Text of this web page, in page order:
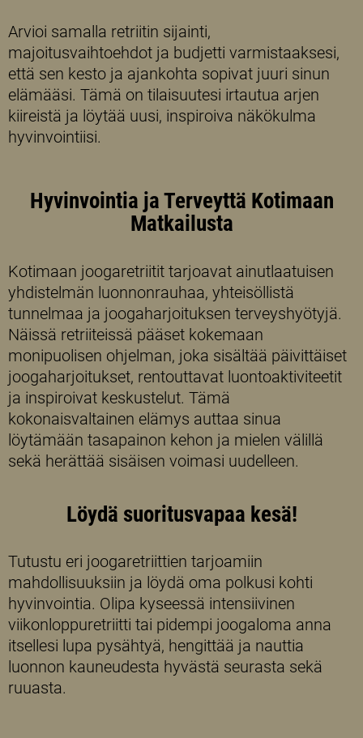
Arvioi samalla retriitin sijainti,
majoitusvaihtoehdot ja budjetti varmistaaksesi,
että sen kesto ja ajankohta sopivat juuri sinun
elämääsi. Tämä on tilaisuutesi irtautua arjen
kiireistä ja löytää uusi, inspiroiva näkökulma
hyvinvointiisi.
Hyvinvointia ja Terveyttä Kotimaan
Matkailusta
Kotimaan joogaretriitit tarjoavat ainutlaatuisen
yhdistelmän luonnonrauhaa, yhteisöllistä
tunnelmaa ja joogaharjoituksen terveyshyötyjä.
Näissä retriiteissä pääset kokemaan
monipuolisen ohjelman, joka sisältää päivittäiset
joogaharjoitukset, rentouttavat luontoaktiviteetit
ja inspiroivat keskustelut. Tämä
kokonaisvaltainen elämys auttaa sinua
löytämään tasapainon kehon ja mielen välillä
sekä herättää sisäisen voimasi uudelleen.
Löydä suoritusvapaa kesä!
Tutustu eri joogaretriittien tarjoamiin
mahdollisuuksiin ja löydä oma polkusi kohti
hyvinvointia. Olipa kyseessä intensiivinen
viikonloppuretriitti tai pidempi joogaloma anna
itsellesi lupa pysähtyä, hengittää ja nauttia
luonnon kauneudesta hyvästä seurasta sekä
ruuasta.